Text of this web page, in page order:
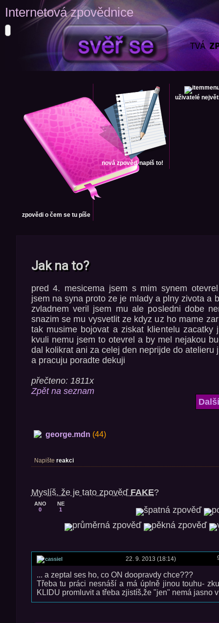
Internetová zpovědnice
zpovědi o čem se tu píše
nová zpověď napiš to!
uživatelé
Jak na to?
pred 4. mesicema jsem s mim synem
jsem na syna proto ze je mlady a plny zivota a
zvladnem veril jsem mu ale posledni dobe
snazim se mu vysvetlit ze kdyz uz ho mame
tak musime bojovat a ziskat klientelu zacatky
kvuli nemu jsem to otevrel a by mel nejakou
dal kolikrat ani za celej den neprijde do atelieru
a pracuju poradte dekuji
přečteno: 1811x
Zpět na seznam
george.mdn (44)
Napište reakci
Myslíš, že je tato zpověď FAKE?
ANO
0
NE
1
cassiel 22. 9. 2013 (18:14)
... a zeptal ses ho, co ON doopravdy chce???
Třeba tu práci nesnáší a má úplně jinou touhu-
KLIDU promluvit a třeba zjistíš,že "jen" nemá jasno